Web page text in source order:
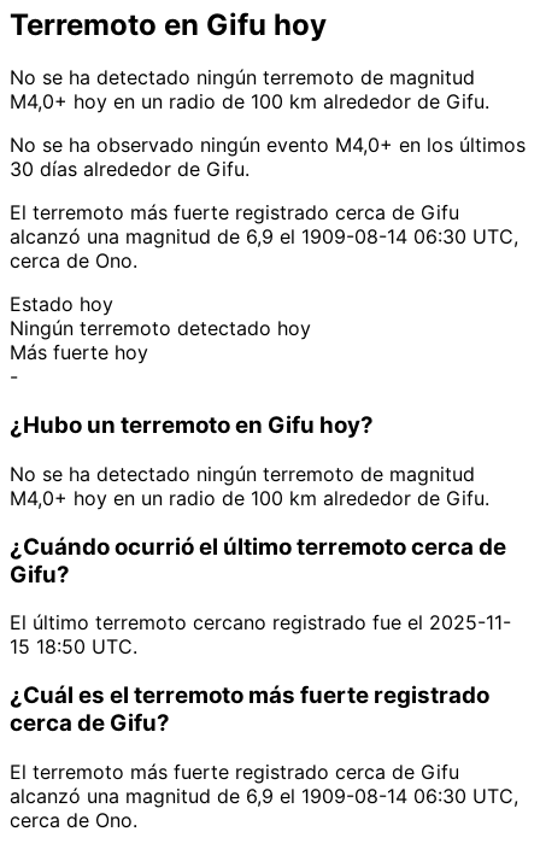
Terremoto en Gifu hoy
No se ha detectado ningún terremoto de magnitud
M4,0+ hoy en un radio de 100 km alrededor de Gifu.
No se ha observado ningún evento M4,0+ en los últimos
30 días alrededor de Gifu.
El terremoto más fuerte registrado cerca de Gifu
alcanzó una magnitud de 6,9 el 1909-08-14 06:30 UTC,
cerca de Ono.
Estado hoy
Ningún terremoto detectado hoy
Más fuerte hoy
-
¿Hubo un terremoto en Gifu hoy?
No se ha detectado ningún terremoto de magnitud
M4,0+ hoy en un radio de 100 km alrededor de Gifu.
¿Cuándo ocurrió el último terremoto cerca de
Gifu?
El último terremoto cercano registrado fue el 2025-11-
15 18:50 UTC.
¿Cuál es el terremoto más fuerte registrado
cerca de Gifu?
El terremoto más fuerte registrado cerca de Gifu
alcanzó una magnitud de 6,9 el 1909-08-14 06:30 UTC,
cerca de Ono.